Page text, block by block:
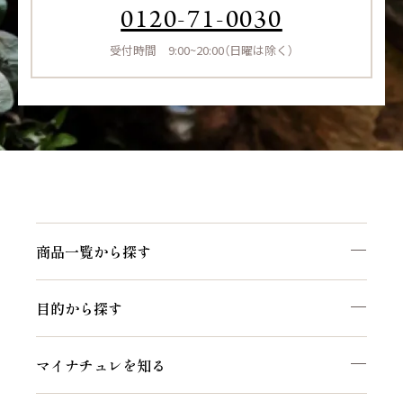
0120-71-0030
受付時間 9:00~20:00（日曜は除く）
商品一覧から探す
目的から探す
マイナチュレを知る